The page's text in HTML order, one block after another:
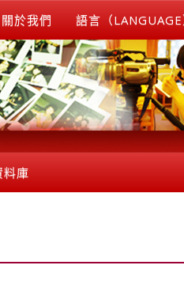
關於我們 語言（LANGUAGE
料庫